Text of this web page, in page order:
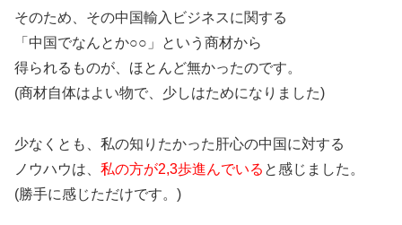
そのため、その中国輸入ビジネスに関する
「中国でなんとか○○」という商材から
得られるものが、ほとんど無かったのです。
(商材自体はよい物で、少しはためになりました)
少なくとも、私の知りたかった肝心の中国に対する
ノウハウは、 私の方が2,3歩進んでいる と感じました。
(勝手に感じただけです。)